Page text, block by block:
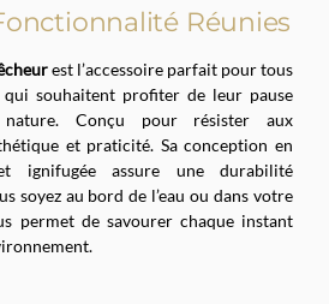
Réunies
est l’accessoire parfait pour tous
qui souhaitent profiter de leur pause
Conçu pour résister aux
et praticité. Sa conception en
ignifugée assure une durabilité
soyez au bord de l’eau ou dans votre
permet de savourer chaque instant